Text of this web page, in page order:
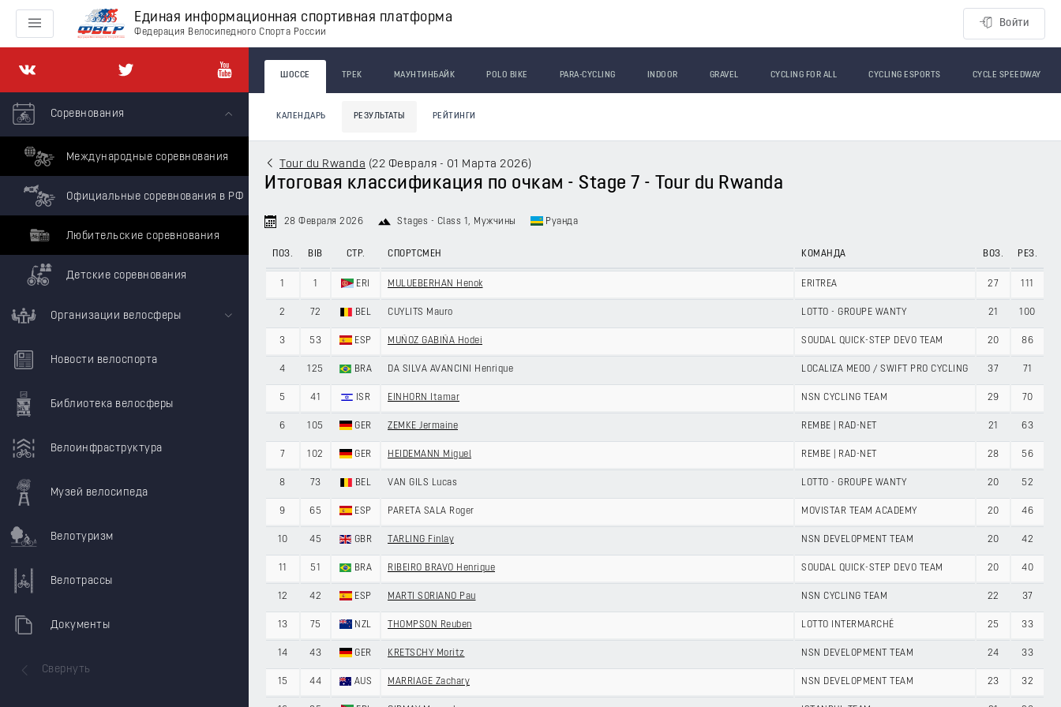
Единая информационная спортивная платформа
Федерация Велосипедного Спорта России
Войти
Соревнования
Международные соревнования
Официальные соревнования в РФ
Любительские соревнования
Детские соревнования
Организации велосферы
Новости велоспорта
Библиотека велосферы
Велоинфраструктура
Музей велосипеда
Велотуризм
Велотрассы
Документы
Свернуть
ШОССЕ ТРЕК МАУНТИНБАЙК POLO BIKE PARA-CYCLING INDOOR GRAVEL CYCLING FOR ALL CYCLING ESPORTS CYCLE SPEEDWAY
КАЛЕНДАРЬ РЕЗУЛЬТАТЫ РЕЙТИНГИ
Tour du Rwanda (22 Февраля - 01 Марта 2026)
Итоговая классификация по очкам - Stage 7 - Tour du Rwanda
28 Февраля 2026 Stages - Class 1 , Мужчины Руанда
ПОЗ. BIB СТР. СПОРТСМЕН КОМАНДА ВОЗ. РЕЗ.
1 1 ERI MULUEBERHAN Henok ERITREA 27 111
2 72 BEL CUYLITS Mauro LOTTO - GROUPE WANTY 21 100
3 53 ESP MUÑOZ GABIÑA Hodei SOUDAL QUICK-STEP DEVO TEAM 20 86
4 125 BRA DA SILVA AVANCINI Henrique LOCALIZA MEOO / SWIFT PRO CYCLING 37 71
5 41 ISR EINHORN Itamar NSN CYCLING TEAM 29 70
6 105 GER ZEMKE Jermaine REMBE | RAD-NET 21 63
7 102 GER HEIDEMANN Miguel REMBE | RAD-NET 28 56
8 73 BEL VAN GILS Lucas LOTTO - GROUPE WANTY 20 52
9 65 ESP PARETA SALA Roger MOVISTAR TEAM ACADEMY 20 46
10 45 GBR TARLING Finlay NSN DEVELOPMENT TEAM 20 42
11 51 BRA RIBEIRO BRAVO Henrique SOUDAL QUICK-STEP DEVO TEAM 20 40
12 42 ESP MARTI SORIANO Pau NSN CYCLING TEAM 22 37
13 75 NZL THOMPSON Reuben LOTTO INTERMARCHÉ 25 33
14 43 GER KRETSCHY Moritz NSN DEVELOPMENT TEAM 24 33
15 44 AUS MARRIAGE Zachary NSN DEVELOPMENT TEAM 23 32